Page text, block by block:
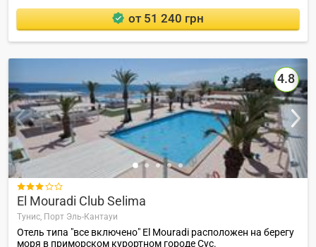
от 51 240 грн
4.8

El Mouradi Club Selima
Тунис, Порт Эль-Кантауи
Отель типа "все включено" El Mouradi расположен на берегу
моря в приморском курортном городе Сус.